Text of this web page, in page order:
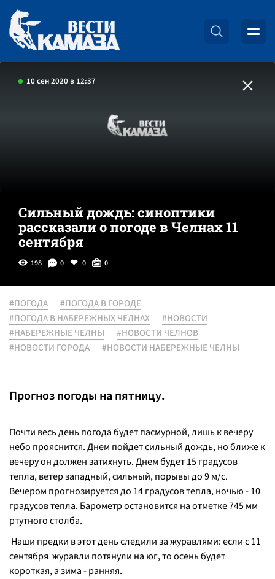
10 сен 2020 в 12:37
Сильный дождь: синоптики
рассказали о погоде в Челнах 11
сентября
198 0 0 0
#ПОГОДА
#ПОГОДА В ГОРОДЕ
#ПОГОДА В НАБЕРЕЖНЫХ ЧЕЛНАХ
#НОВОСТИ
#НАБЕРЕЖНЫЕ ЧЕЛНЫ
#НОВОСТИ ЧЕЛНОВ
#НОВОСТИ ГОРОДА
#НОВОСТИ НАБЕРЕЖНЫЕ ЧЕЛНЫ
Прогноз погоды на пятницу.
Почти весь день погода будет пасмурной, лишь к вечеру
небо прояснится. Днем пойдет сильный дождь, но ближе к
вечеру он должен затихнуть. Днем будет 15 градусов
тепла, ветер западный, сильный, порывы до 9 м/с.
Вечером прогнозируется до 14 градусов тепла, ночью - 10
градусов тепла. Барометр остановится на отметке 745 мм
ртутного столба.
Наши предки в этот день следили за журавлями: если с 11
сентября журавли потянули на юг, то осень будет
короткая, а зима - ранняя.